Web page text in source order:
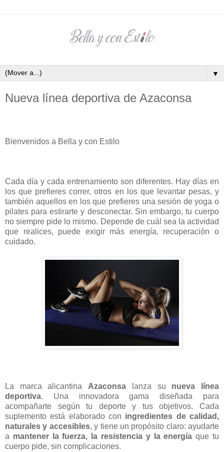
▼
Nueva línea deportiva de Azaconsa
Bienvenidos a Bella y con Estilo
Cada día y cada entrenamiento son diferentes. Hay días en
los que prefieres correr, otros en los que levantar pesas, y
también aquellos en los que prefieres una sesión de yoga o
pilates para estirarte y desconectar. Sin embargo, tu cuerpo
no siempre pide lo mismo. Depende de cuál sea la actividad
que realices, puede exigir más energía, recuperación o
cuidado.
La marca alicantina Azaconsa lanza su nueva línea
deportiva. Una innovadora gama diseñada para
acompañarte según tu deporte y tus objetivos. Cada
suplemento está elaborado con ingredientes de calidad,
naturales y accesibles, y tiene un propósito claro: ayudarte
a mantener la fuerza, la resistencia y la energía que tu
cuerpo pide, sin complicaciones.